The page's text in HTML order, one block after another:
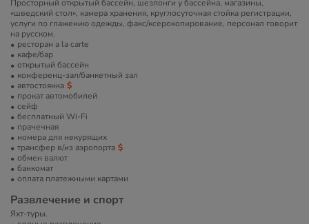
Просторный открытый бассейн, шезлонги у бассейна, магазины,
«шведский стол», камера хранения, круглосуточная стойка регистрации,
услуги по глажению одежды, факс/ксерокопирование, персонал говорит
на русском.
ресторан a la carte
кафе/бар
открытый бассейн
конференц-зал/банкетный зал
автостоянка
прокат автомобилей
сейф
бесплатный Wi-Fi
прачечная
номера для некурящих
трансфер в/из аэропорта
обмен валют
банкомат
оплата платежными картами
Развлечение и спорт
Яхт-туры.